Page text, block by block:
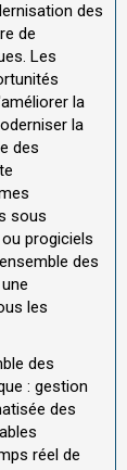
des
de
Les
la
la
des
sous
progiciels
des
les
des
: gestion
des
réel de